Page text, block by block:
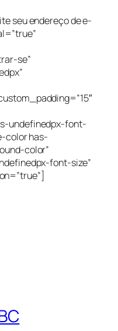
seu endereço de e-
se”
undefinedpx-font-
color has-
color”
font-size”